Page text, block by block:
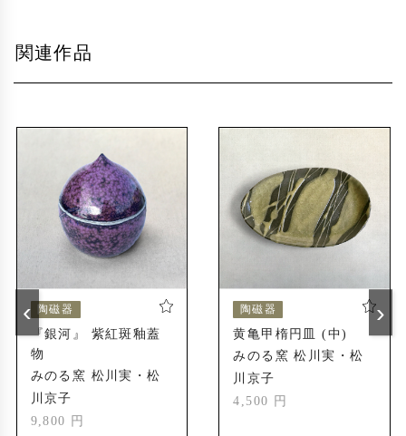
1982年
日本陶芸展入選
1994年 第5回秀明文化基金賞受賞
滋賀の工芸・伝統のやきもの展出品(滋賀県立
近代美術館)
2016年 「銀河」紫紅斑釉 創出
1956年
松川京子略歴
信楽町長野生まれ
1977年 奈良芸術短期大学陶芸コース卒業
関連作品
陶磁器
『銀河』 紫紅斑釉蓋
物
みのる窯 松川実・松
川京子
9,800 円
陶磁器
黄亀甲楕円皿 (中)
みのる窯 松川実・松
川京子
4,500 円
‹ ›